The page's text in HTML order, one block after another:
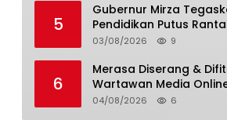
5
Gubernur Mirza
Pendidikan Putus
Kemiskinan
03/08/2026 9
6
Merasa Diserang &
Wartawan Media
04/08/2026 6